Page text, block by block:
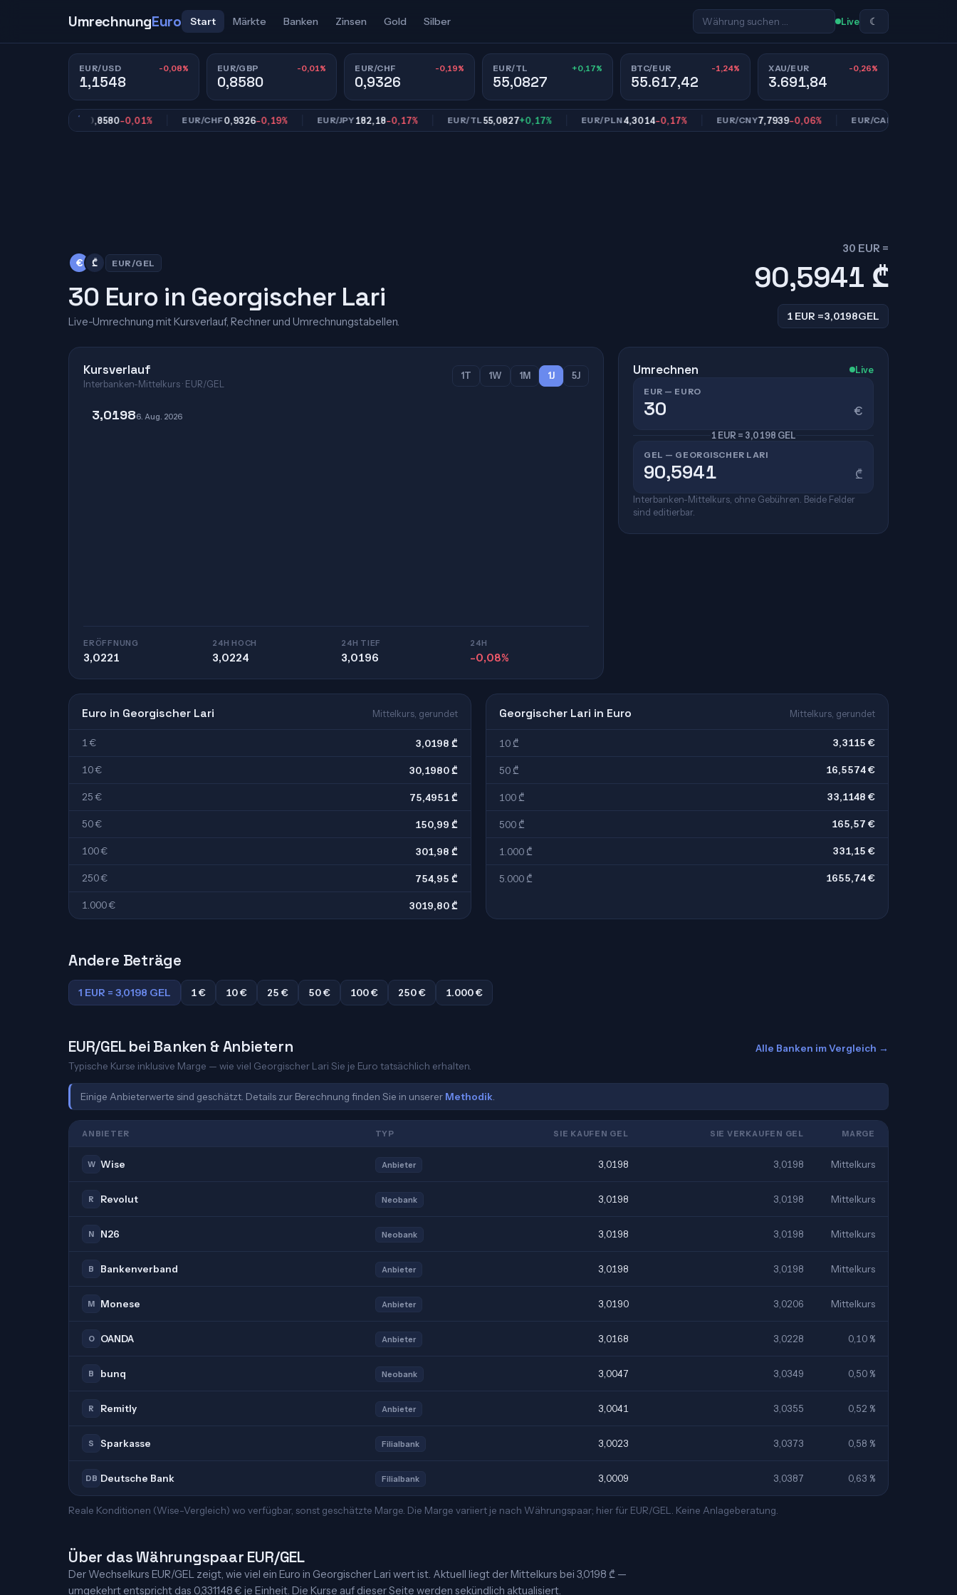
UmrechnungEuro Start Märkte Banken Zinsen Gold Silber Live ☾
EUR/USD -0,08%
1,1548
EUR/GBP -0,01%
0,8580
EUR/CHF -0,19%
0,9326
EUR/TL +0,17%
55,0827
BTC/EUR -1,24%
55.617,42
XAU/EUR -0,26%
3.691,84
0,8580-0,01% EUR/CHF0,9326-0,19% EUR/JPY182,18-0,17% EUR/TL55,0827+0,17% EUR/PLN4,3014-0,17% EUR/CNY7,7939-0,06% EUR/CAD1,6185
€ ₾ EUR/GEL
30 Euro in Georgischer Lari
Live-Umrechnung mit Kursverlauf, Rechner und Umrechnungstabellen.
30 EUR =
90,5941 ₾
1 EUR =3,0198GEL
Kursverlauf
Interbanken-Mittelkurs · EUR/GEL
1T 1W 1M 1J 5J
3,01986. Aug. 2026
ERÖFFNUNG
3,0221
24H HOCH
3,0224
24H TIEF
3,0196
24H
-0,08%
Umrechnen Live
EUR — EURO
€
1 EUR = 3,0198 GEL
GEL — GEORGISCHER LARI
₾
Interbanken-Mittelkurs, ohne Gebühren. Beide Felder
sind editierbar.
Euro in Georgischer Lari Mittelkurs, gerundet
1 € 3,0198 ₾
10 € 30,1980 ₾
25 € 75,4951 ₾
50 € 150,99 ₾
100 € 301,98 ₾
250 € 754,95 ₾
1.000 € 3019,80 ₾
Georgischer Lari in Euro Mittelkurs, gerundet
10 ₾ 3,3115 €
50 ₾ 16,5574 €
100 ₾ 33,1148 €
500 ₾ 165,57 €
1.000 ₾ 331,15 €
5.000 ₾ 1655,74 €
Andere Beträge
1 EUR = 3,0198 GEL 1 € 10 € 25 € 50 € 100 € 250 € 1.000 €
EUR/GEL bei Banken & Anbietern
Typische Kurse inklusive Marge — wie viel Georgischer Lari Sie je Euro tatsächlich erhalten.
Alle Banken im Vergleich →
Einige Anbieterwerte sind geschätzt. Details zur Berechnung finden Sie in unserer Methodik
ANBIETER TYP SIE KAUFEN GEL SIE VERKAUFEN GEL MARGE
W Wise Anbieter 3,0198 3,0198 Mittelkurs
R Revolut Neobank 3,0198 3,0198 Mittelkurs
N N26 Neobank 3,0198 3,0198 Mittelkurs
B Bankenverband Anbieter 3,0198 3,0198 Mittelkurs
M Monese Anbieter 3,0190 3,0206 Mittelkurs
O OANDA Anbieter 3,0168 3,0228 0,10 %
B bunq Neobank 3,0047 3,0349 0,50 %
R Remitly Anbieter 3,0041 3,0355 0,52 %
S Sparkasse Filialbank 3,0023 3,0373 0,58 %
DB Deutsche Bank Filialbank 3,0009 3,0387 0,63 %
Reale Konditionen (Wise-Vergleich) wo verfügbar, sonst geschätzte Marge. Die Marge variiert je nach Währungspaar; hier für EUR/GEL. Keine Anlageberatung.
Über das Währungspaar EUR/GEL
Der Wechselkurs EUR/GEL zeigt, wie viel ein Euro in Georgischer Lari wert ist. Aktuell liegt der Mittelkurs bei 3,0198 ₾ —
umgekehrt entspricht das 0,331148 € je Einheit. Die Kurse auf dieser Seite werden sekündlich aktualisiert.